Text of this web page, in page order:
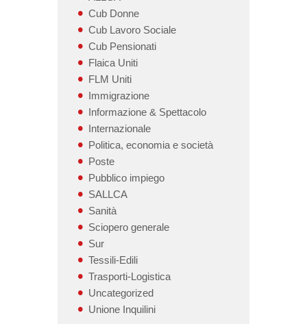
Cub Donne
Cub Lavoro Sociale
Cub Pensionati
Flaica Uniti
FLM Uniti
Immigrazione
Informazione & Spettacolo
Internazionale
Politica, economia e società
Poste
Pubblico impiego
SALLCA
Sanità
Sciopero generale
Sur
Tessili-Edili
Trasporti-Logistica
Uncategorized
Unione Inquilini